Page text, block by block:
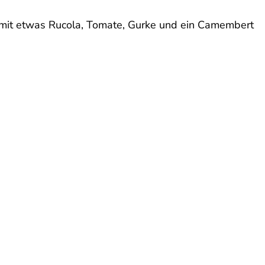
etwas Rucola, Tomate, Gurke und ein Camembert